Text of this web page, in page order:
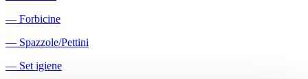
― Forbicine
― Spazzole/Pettini
― Set igiene